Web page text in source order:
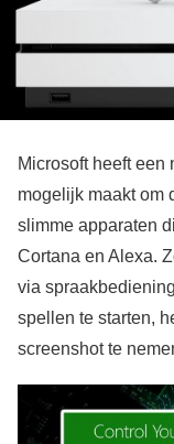
Microsoft heeft
mogelijk maakt om
slimme apparaten
Cortana en Alexa.
via
spellen te starten,
screenshot te